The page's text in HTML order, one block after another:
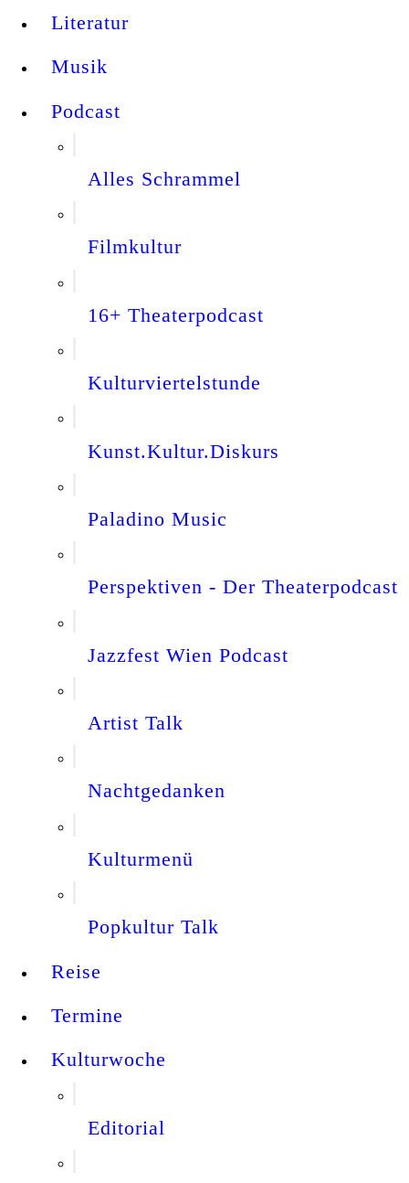
Literatur
Musik
Podcast
Alles Schrammel
Filmkultur
16+ Theaterpodcast
Kulturviertelstunde
Kunst.Kultur.Diskurs
Paladino Music
Perspektiven - Der Theaterpodcast
Jazzfest Wien Podcast
Artist Talk
Nachtgedanken
Kulturmenü
Popkultur Talk
Reise
Termine
Kulturwoche
Editorial